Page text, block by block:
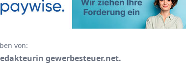
von:
gewerbesteuer.net.